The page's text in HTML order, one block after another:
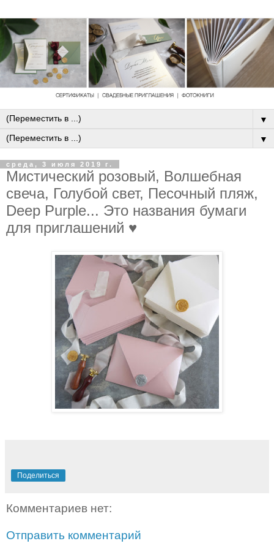
▼
▼
среда, 3 июля 2019 г.
Мистический розовый, Волшебная
свеча, Голубой свет, Песочный пляж,
Deep Purple... Это названия бумаги
для приглашений ♥️
Поделиться
Комментариев нет:
Отправить комментарий